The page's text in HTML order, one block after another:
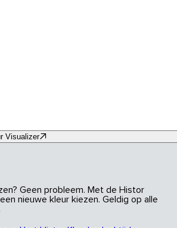
Visualizer
Geen probleem. Met de Histor
nieuwe kleur kiezen. Geldig op alle